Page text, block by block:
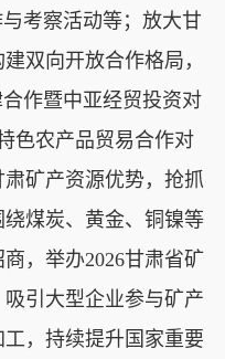
考察活动等；放大甘
双向开放合作格局，
作暨中亚经贸投资对
色农产品贸易合作对
矿产资源优势，抢抓
煤炭、黄金、铜镍等
，举办2026甘肃省矿
引大型企业参与矿产
，持续提升国家重要